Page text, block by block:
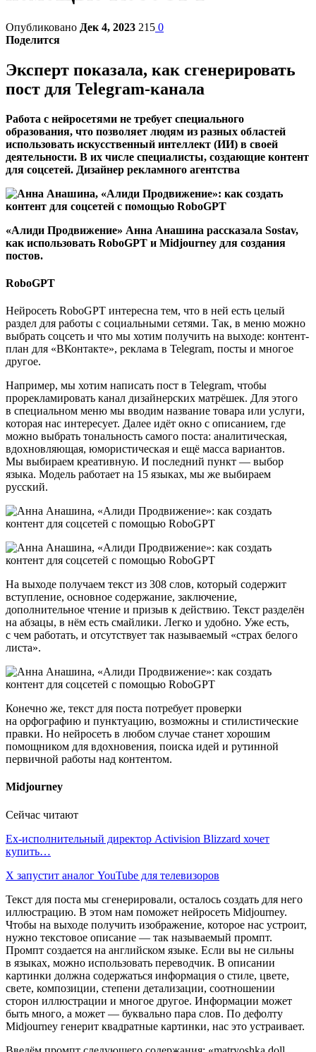
Опубликовано Дек 4, 2023 215 0
Поделится
Эксперт показала, как сгенерировать
пост для Telegram-канала
Работа с нейросетями не требует специального
образования, что позволяет людям из разных областей
использовать искусственный интеллект (ИИ) в своей
деятельности. В их числе специалисты, создающие контент
для соцсетей. Дизайнер рекламного агентства
«Алиди Продвижение» Анна Анашина рассказала Sostav,
как использовать RoboGPT и Midjourney для создания
постов.
RoboGPT
Нейросеть RoboGPT интересна тем, что в ней есть целый
раздел для работы с социальными сетями. Так, в меню можно
выбрать соцсеть и что мы хотим получить на выходе: контент-
план для «ВКонтакте», реклама в Telegram, посты и многое
другое.
Например, мы хотим написать пост в Telegram, чтобы
прорекламировать канал дизайнерских матрёшек. Для этого
в специальном меню мы вводим название товара или услуги,
которая нас интересует. Далее идёт окно с описанием, где
можно выбрать тональность самого поста: аналитическая,
вдохновляющая, юмористическая и ещё масса вариантов.
Мы выбираем креативную. И последний пункт — выбор
языка. Модель работает на 15 языках, мы же выбираем
русский.
На выходе получаем текст из 308 слов, который содержит
вступление, основное содержание, заключение,
дополнительное чтение и призыв к действию. Текст разделён
на абзацы, в нём есть смайлики. Легко и удобно. Уже есть,
с чем работать, и отсутствует так называемый «страх белого
листа».
Конечно же, текст для поста потребует проверки
на орфографию и пунктуацию, возможны и стилистические
правки. Но нейросеть в любом случае станет хорошим
помощником для вдохновения, поиска идей и рутинной
первичной работы над контентом.
Midjourney
Сейчас читают
Ex-исполнительный директор Activision Blizzard хочет
купить…
X запустит аналог YouTube для телевизоров
Текст для поста мы сгенерировали, осталось создать для него
иллюстрацию. В этом нам поможет нейросеть Midjourney.
Чтобы на выходе получить изображение, которое нас устроит,
нужно текстовое описание — так называемый промпт.
Промпт создается на английском языке. Если вы не сильны
в языках, можно использовать переводчик. В описании
картинки должна содержаться информация о стиле, цвете,
свете, композиции, степени детализации, соотношении
сторон иллюстрации и многое другое. Информации может
быть много, а может — буквально пара слов. По дефолту
Midjourney генерит квадратные картинки, нас это устраивает.